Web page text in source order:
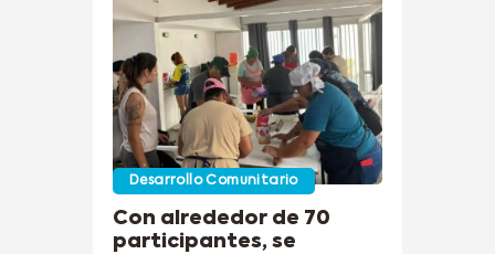
Desarrollo Comunitario
Con alrededor de 70
participantes, se